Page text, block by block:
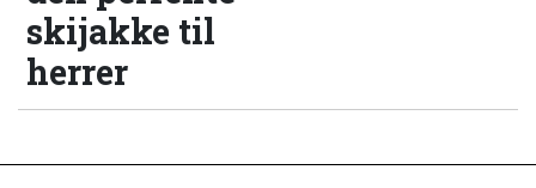
skijakke til
herrer